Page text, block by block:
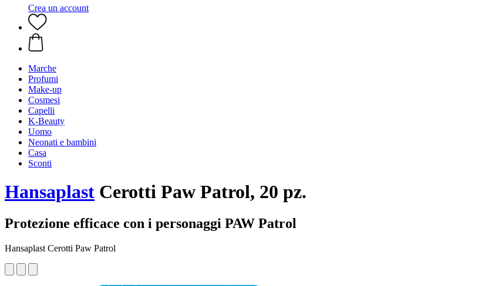
Crea un account
Marche
Profumi
Make-up
Cosmesi
Capelli
K-Beauty
Uomo
Neonati e bambini
Casa
Sconti
Hansaplast Cerotti Paw Patrol, 20 pz.
Protezione efficace con i personaggi PAW Patrol
Hansaplast Cerotti Paw Patrol